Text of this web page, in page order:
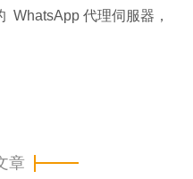
WhatsApp 代理伺服器，
章